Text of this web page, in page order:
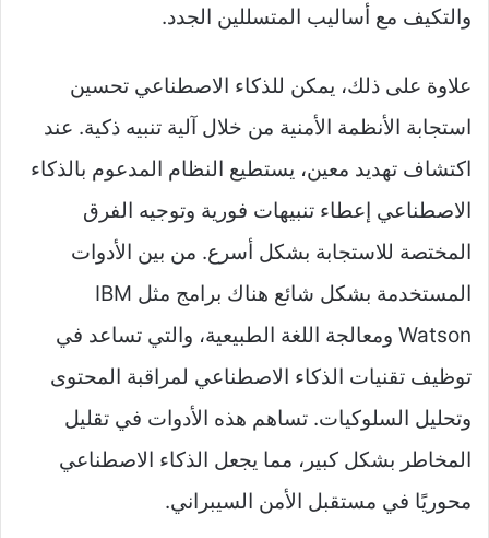
والتكيف مع أساليب المتسللين الجدد.
علاوة على ذلك، يمكن للذكاء الاصطناعي تحسين
استجابة الأنظمة الأمنية من خلال آلية تنبيه ذكية. عند
اكتشاف تهديد معين، يستطيع النظام المدعوم بالذكاء
الاصطناعي إعطاء تنبيهات فورية وتوجيه الفرق
المختصة للاستجابة بشكل أسرع. من بين الأدوات
المستخدمة بشكل شائع هناك برامج مثل IBM
Watson ومعالجة اللغة الطبيعية، والتي تساعد في
توظيف تقنيات الذكاء الاصطناعي لمراقبة المحتوى
وتحليل السلوكيات. تساهم هذه الأدوات في تقليل
المخاطر بشكل كبير، مما يجعل الذكاء الاصطناعي
محوريًا في مستقبل الأمن السيبراني.